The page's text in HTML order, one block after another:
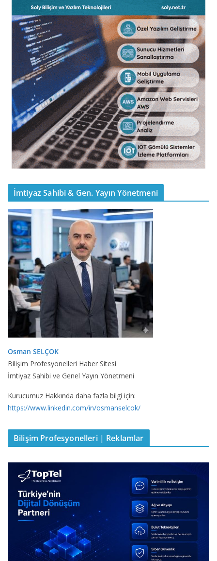
İmtiyaz Sahibi & Gen. Yayın Yönetmeni
Osman SELÇOK
Bilişim Profesyonelleri Haber Sitesi
İmtiyaz Sahibi ve Genel Yayın Yönetmeni
Kurucumuz Hakkında daha fazla bilgi için:
https://www.linkedin.com/in/osmanselcok/
Bilişim Profesyonelleri | Reklamlar